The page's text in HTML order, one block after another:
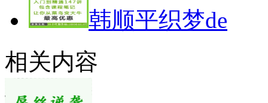
韩顺平织梦de
相关内容